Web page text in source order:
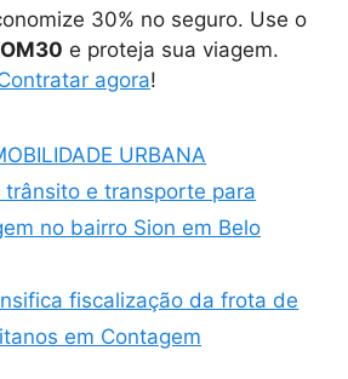
30% no seguro. Use o
e proteja sua viagem.
agora!
URBANA
trânsito e transporte para
no bairro Sion em Belo
fiscalização da frota de
em Contagem